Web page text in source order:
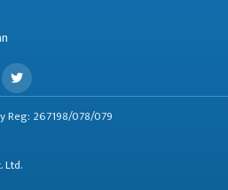
Reg: 267198/078/079
Ltd.